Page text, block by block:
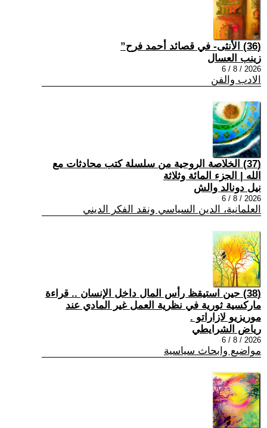
(36) الأنثى- في قصائد أحمد فرح”
زينب العسال
2026 / 8 / 6
الادب والفن
(37) الخلاصة الروحية من سلسلة كتب محادثات مع
الله | الجزء المائة وثلاثة
نيل دونالد والش
2026 / 8 / 6
العلمانية، الدين السياسي ونقد الفكر الديني
(38) حين استيقظ رأس المال داخل الإنسان .. قراءة
ماركسية ثورية في نظرية العمل غير المادي عند
موريزيو لازاراتو .
رياض الشرايطي
2026 / 8 / 6
مواضيع وابحاث سياسية